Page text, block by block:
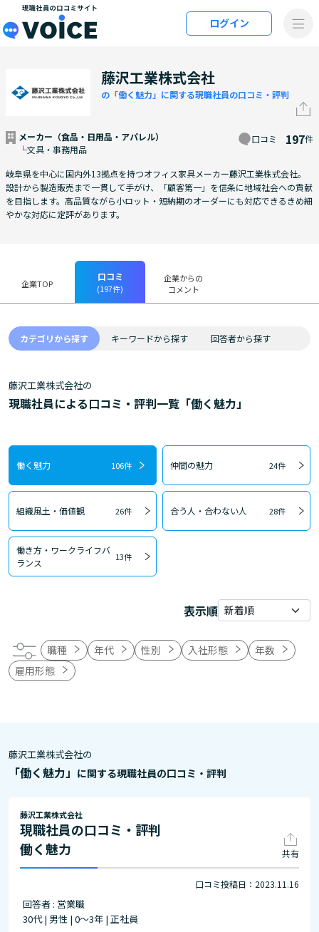
メインコンテンツにスキップ
ログイン
藤沢工業株式会社
の「働く魅力」に関する現職社員の口コミ・評判
メーカー（食品・日用品・アパレル）
└文具・事務用品
口コミ 197件
岐阜県を中心に国内外13拠点を持つオフィス家具メーカー藤沢工業株式会社。
設計から製造販売まで一貫して手がけ、「顧客第一」を信条に地域社会への貢献
を目指します。高品質ながら小ロット・短納期のオーダーにも対応できるきめ細
やかな対応に定評があります。
企業TOP
口コミ
(197件)
企業からの
コメント
カテゴリから探す キーワードから探す 回答者から探す
藤沢工業株式会社の
現職社員による口コミ・評判一覧「働く魅力」
働く魅力 106件 仲間の魅力 24件
組織風土・価値観 26件 合う人・合わない人 28件
働き方・ワークライフバ
ランス
13件
表示順
職種 年代 性別 入社形態
年数
雇用形態
藤沢工業株式会社の
「働く魅力」 に関する現職社員の口コミ・評判
藤沢工業株式会社
現職社員の口コミ・評判
働く魅力
共有
口コミ投稿日：2023.11.16
回答者 : 営業職
30代 | 男性 | 0～3年 | 正社員